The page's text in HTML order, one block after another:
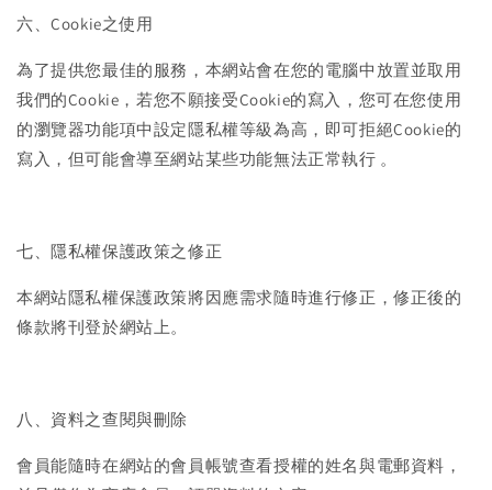
六、Cookie之使用
為了提供您最佳的服務，本網站會在您的電腦中放置並取用
我們的Cookie，若您不願接受Cookie的寫入，您可在您使用
的瀏覽器功能項中設定隱私權等級為高，即可拒絕Cookie的
寫入，但可能會導至網站某些功能無法正常執行 。
七、隱私權保護政策之修正
本網站隱私權保護政策將因應需求隨時進行修正，修正後的
條款將刊登於網站上。
八、資料之查閱與刪除
會員能隨時在網站的會員帳號查看授權的姓名與電郵資料，